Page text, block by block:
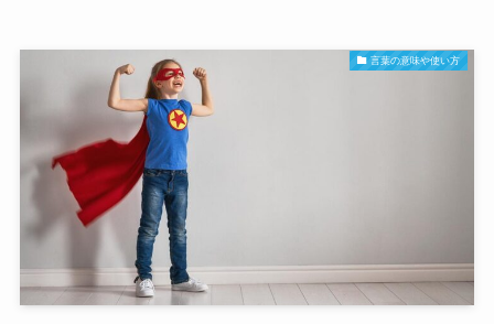
言葉の意味や使い方